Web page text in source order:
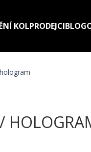
KOLPRODEJCIBLOG